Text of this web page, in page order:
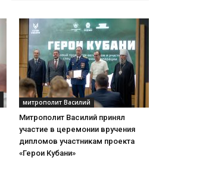
митрополит Василий
Митрополит Василий принял
участие в церемонии вручения
дипломов участникам проекта
«Герои Кубани»